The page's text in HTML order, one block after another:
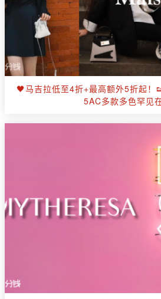
🖤马吉拉低至4折+最高额外5折起！
5AC多款多色罕见在